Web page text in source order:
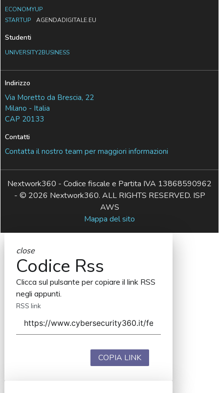
ECONOMYUP
STARTUP
AGENDADIGITALE.EU
Studenti
UNIVERSITY2BUSINESS
Indirizzo
Via Moretto da Brescia, 22
Milano - Italia
CAP 20133
Contatti
Contatta il nostro team per maggiori informazioni
Nextwork360 - Codice fiscale e Partita IVA 13868590962
- © 2026 Nextwork360. ALL RIGHTS RESERVED. ISP
AWS
Mappa del sito
close
Codice Rss
Clicca sul pulsante per copiare il link RSS
negli appunti.
RSS link
COPIA LINK